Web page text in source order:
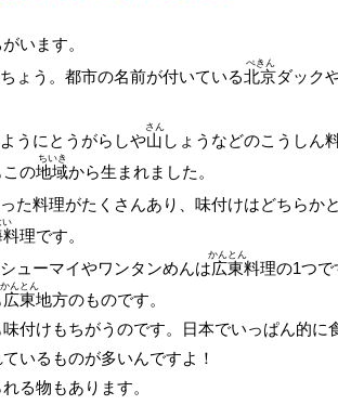
います。
ょう。都市の名前が付いている北京
ぺきん
ダック
うにとうがらしや山
さん
しょうなどのこうしん
の地域
ちいき
から生まれました。
た料理がたくさんあり、味付けはどちらか
い
料理です。
ューマイやワンタンめんは広東
かんとん
料理の1つ
広東
かんとん
地方のものです。
付けもちがうのです。日本でいっぱん的に
いるものが多いんですよ！
る物もあります。